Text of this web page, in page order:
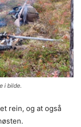
i bilde.
rein, og at også